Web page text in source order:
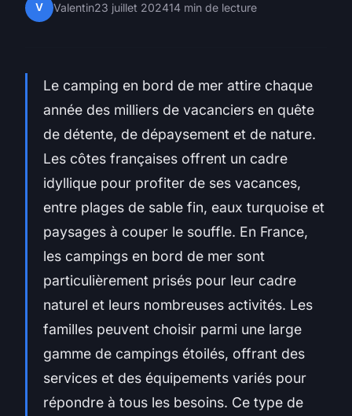
V Valentin23 juillet 202414 min de lecture
Le camping en bord de mer attire chaque
année des milliers de vacanciers en quête
de détente, de dépaysement et de nature.
Les côtes françaises offrent un cadre
idyllique pour profiter de ses vacances,
entre plages de sable fin, eaux turquoise et
paysages à couper le souffle. En France,
les campings en bord de mer sont
particulièrement prisés pour leur cadre
naturel et leurs nombreuses activités. Les
familles peuvent choisir parmi une large
gamme de campings étoilés, offrant des
services et des équipements variés pour
répondre à tous les besoins. Ce type de